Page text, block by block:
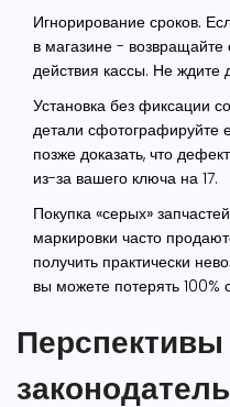
Игнорирование сроков.
в магазине -
действия кассы. Не ждите
Установка без фиксации
детали сфотографируйте
позже доказать, что
из-за вашего ключа на 17.
Покупка «серых»
маркировки часто
получить практически
вы можете потерять 100%